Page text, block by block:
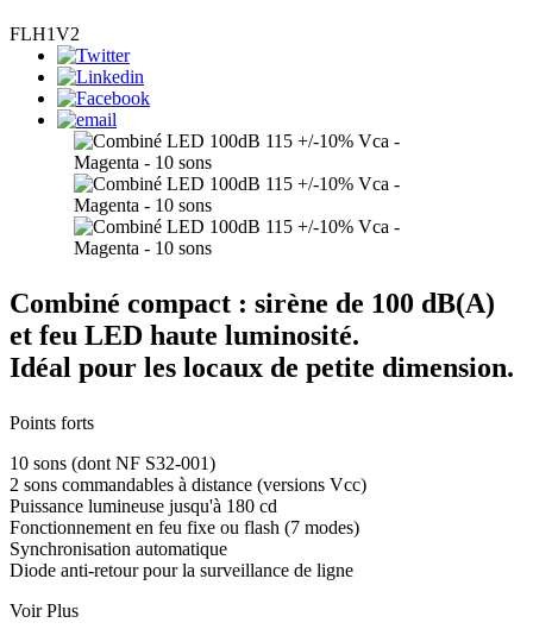
FLH1V2
Combiné compact : sirène de 100 dB(A)
et feu LED haute luminosité.
Idéal pour les locaux de petite dimension.
Points forts
10 sons (dont NF S32-001)
2 sons commandables à distance (versions Vcc)
Puissance lumineuse jusqu'à 180 cd
Fonctionnement en feu fixe ou flash (7 modes)
Synchronisation automatique
Diode anti-retour pour la surveillance de ligne
Voir Plus